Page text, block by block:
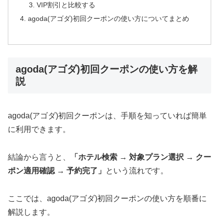
VIP割引と比較する
agoda(アゴダ)初回クーポンの使い方についてまとめ
agoda(アゴダ)初回クーポンの使い方を解
説
agoda(アゴダ)初回クーポンは、手順を知っていれば簡単
に利用できます。
結論から言うと、
「ホテル検索 → 対象プラン選択 → クー
ポン適用確認 → 予約完了」
という流れです。
ここでは、agoda(アゴダ)初回クーポンの使い方を順番に
解説します。